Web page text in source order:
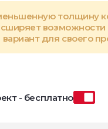
толщину
возможности
для своего
- бесплатно